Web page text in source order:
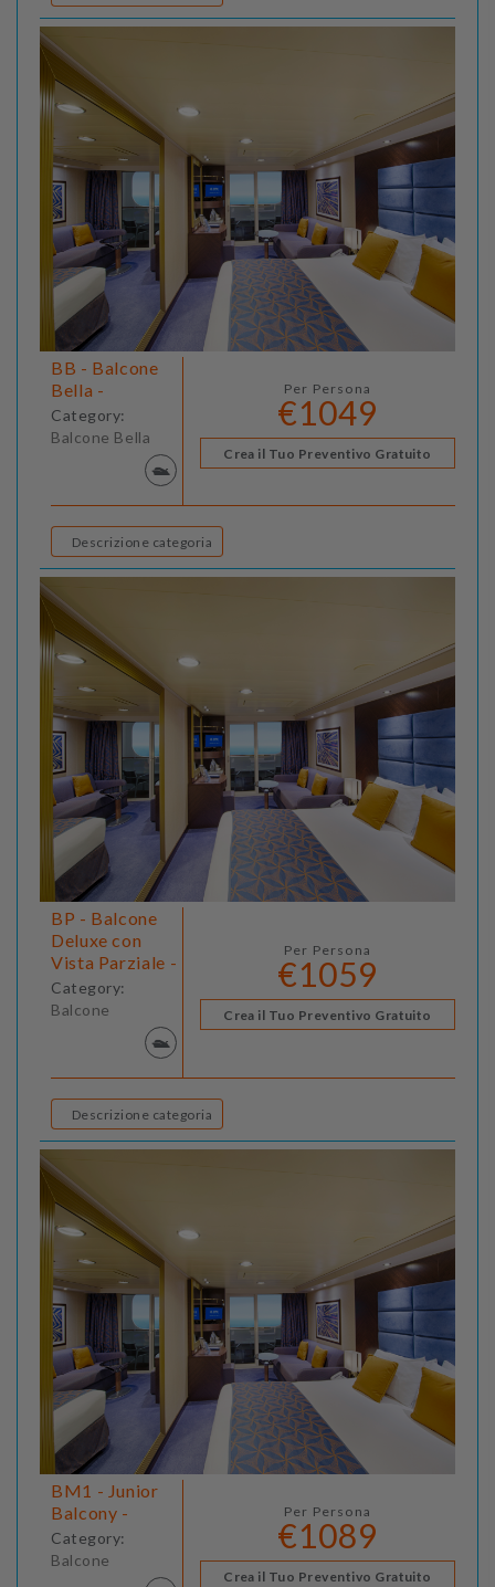
BB - Balcone
Bella -
Category:
Balcone Bella
Per Persona
€1049
Crea il Tuo Preventivo Gratuito
Descrizione categoria
BP - Balcone
Deluxe con
Vista Parziale -
Category:
Balcone
Per Persona
€1059
Crea il Tuo Preventivo Gratuito
Descrizione categoria
BM1 - Junior
Balcony -
Category:
Balcone
Per Persona
€1089
Crea il Tuo Preventivo Gratuito